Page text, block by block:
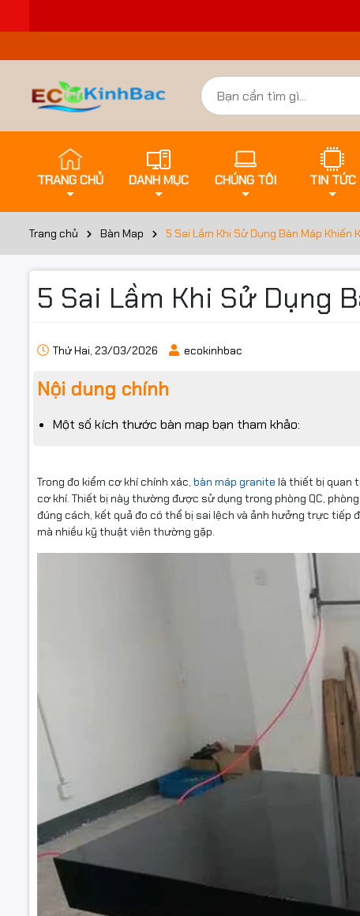
TRANG CHỦ DANH MỤC CHÚNG TÔI TIN TỨC
Trang chủ Bàn Map 5 Sai Lầm Khi Sử Dụng Bàn Máp Khiến
5 Sai Lầm Khi Sử Dụng
Thứ Hai, 23/03/2026 ecokinhbac
Nội dung chính
Một số kích thước bàn map bạn tham khảo:
Trong đo kiểm cơ khí chính xác, bàn máp granite là thiết bị quan
cơ khí. Thiết bị này thường được sử dụng trong phòng QC,
đúng cách, kết quả đo có thể bị sai lệch và ảnh hưởng trực tiếp
mà nhiều kỹ thuật viên thường gặp.